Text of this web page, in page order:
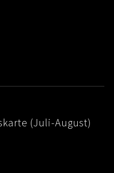
(Juli-August)